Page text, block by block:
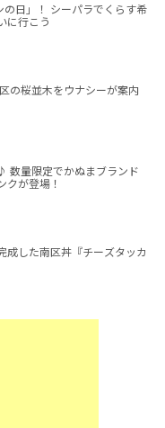
日」！ シーパラでくらす希
に行こう
の桜並木をウナシーが案内
数量限定でかぬまブランド
クが登場！
成した南区丼『チーズタッカ